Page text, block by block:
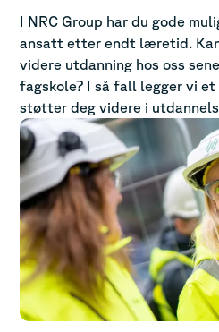
I NRC Group har du gode
ansatt etter endt læretid.
videre utdanning hos oss
fagskole? I så fall legger vi
støtter deg videre i